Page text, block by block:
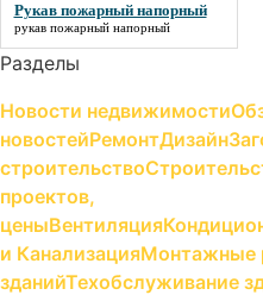
Рукав пожарный напорный
рукав пожарный напорный
Разделы
Новости недвижимости
новостейРемонтДизайн
строительство
проектов,
ценыВентиляция
и КанализацияМонтажные
зданийТехобслуживание